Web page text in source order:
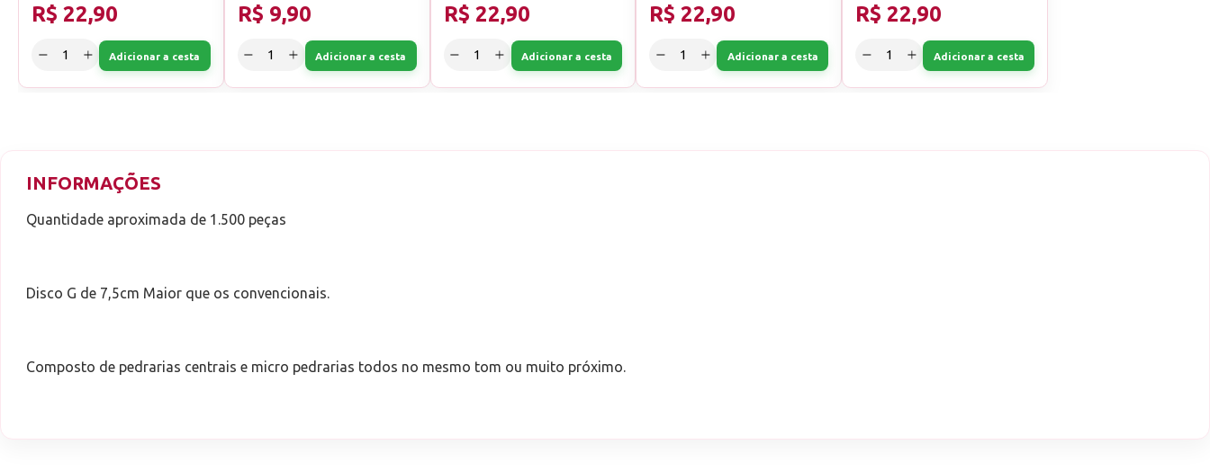
R$ 22,90
Adicionar a cesta
R$ 9,90
Adicionar a cesta
R$ 22,90
Adicionar a cesta
R$ 22,90
Adicionar a cesta
R$ 22,90
Adicionar a cesta
INFORMAÇÕES
Quantidade aproximada de 1.500 peças
Disco G de 7,5cm Maior que os convencionais.
Composto de pedrarias centrais e micro pedrarias todos no mesmo tom ou muito próximo.